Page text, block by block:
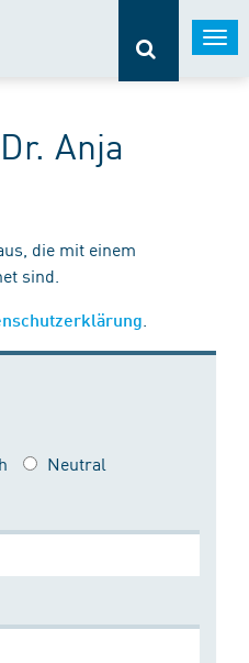
Anja
die mit einem
sind.
Neutral